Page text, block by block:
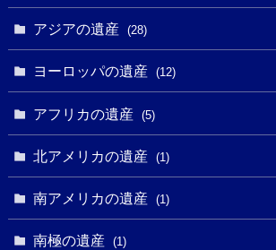
(18)
(3)
(7)
(2)
(5)
(16)
(62)
(5)
(2)
(2)
(7)
(2)
(19)
(8)
アジアの遺産 (28)
(1)
(1)
ヨーロッパの遺産 (12)
(2)
(1)
(1)
アフリカの遺産 (5)
(3)
北アメリカの遺産 (1)
(1)
(1)
南アメリカの遺産 (1)
南極の遺産 (1)